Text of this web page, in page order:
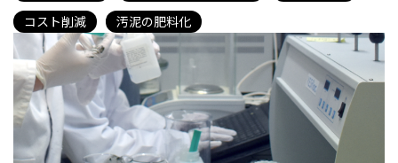
コスト削減
汚泥の肥料化